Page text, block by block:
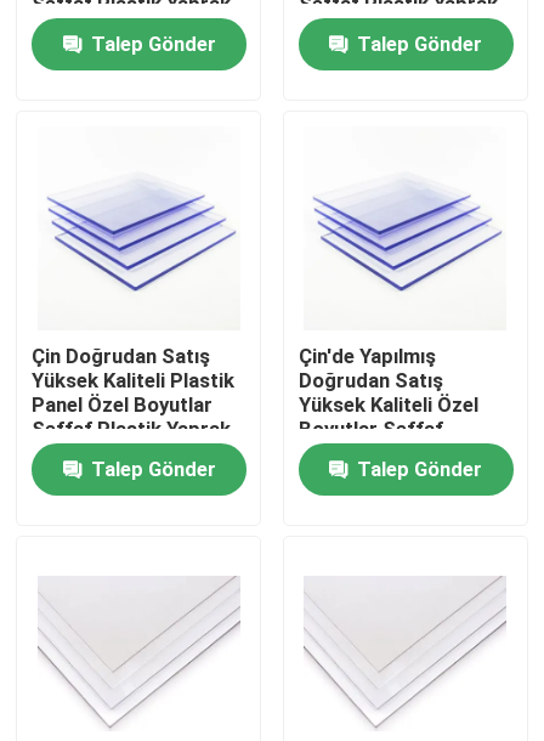
Ana sayfa
Ürünler
videos
Katı Polikarbonat Levha
polikarbonat içi boş levha
Polikarbonat Kabartmalı Levha
Oluklu Polikarbonat Levha
Plastik Akrilik Levha
Katı Polikarbonat
YaprakTalep Gönder
Katı Polikarbonat
YaprakTalep Gönder
Çin Doğrudan Satış
Yüksek Kaliteli Plastik
Panel Özel Boyutlar
Şeffaf Plastik Yaprak
Katı Polikarbonat
YaprakTalep Gönder
Çin'de Yapılmış
Doğrudan Satış
Yüksek Kaliteli Özel
Boyutlar Şeffaf
Plastik Yaprak Katı
Polikarbonat Yaprak
Talep Gönder